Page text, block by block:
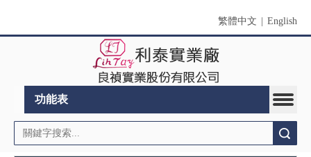
繁體中文 English
功能表